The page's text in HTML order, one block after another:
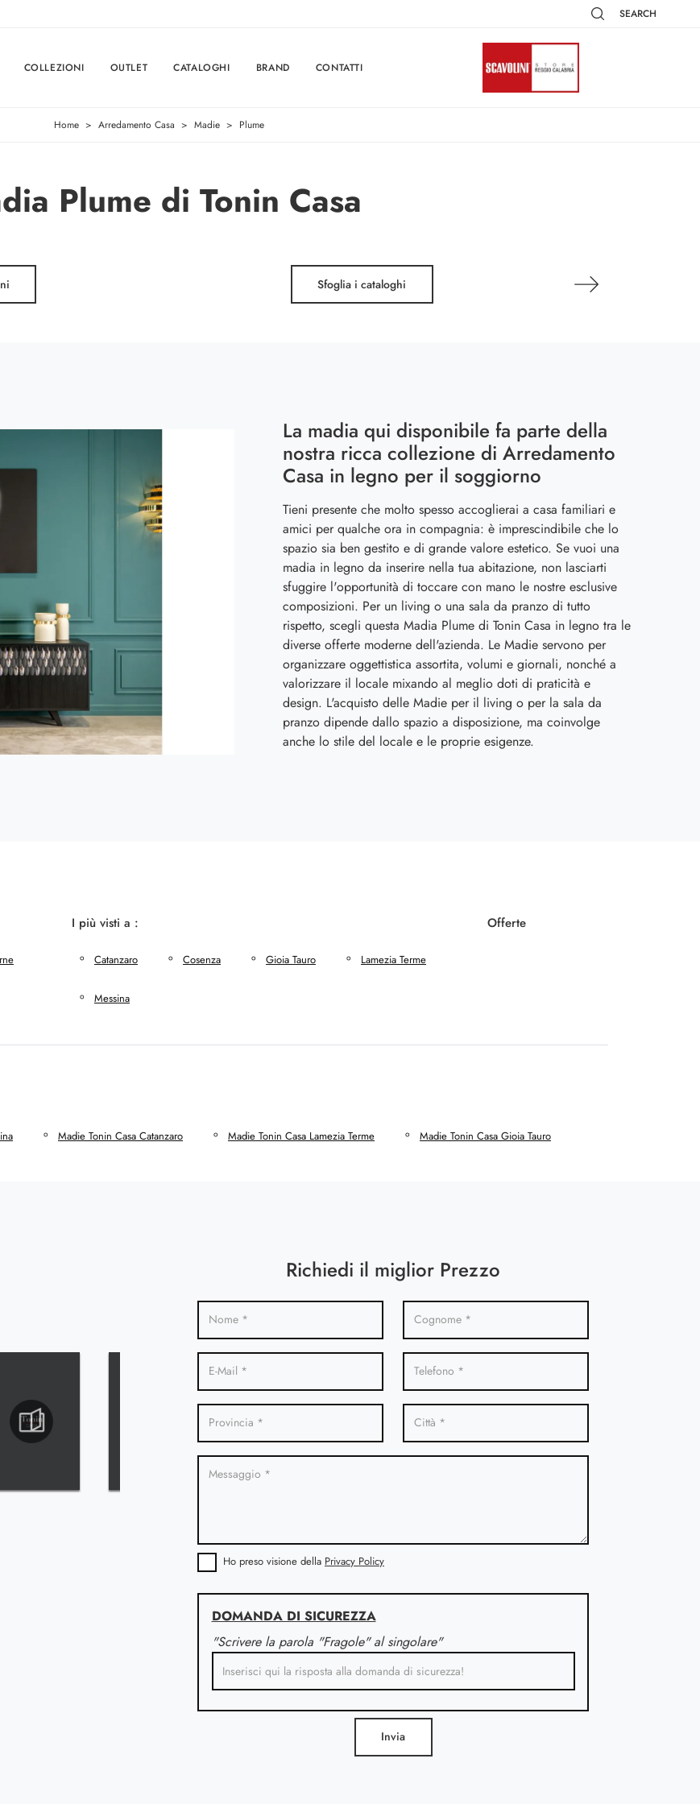
SEARCH
COLLEZIONI OUTLET CATALOGHI BRAND CONTATTI
Home > Arredamento Casa > Madie > Plume
Plume di Tonin Casa
Sfoglia i cataloghi
La madia qui disponibile fa parte della
nostra ricca collezione di Arredamento
Casa in legno per il soggiorno
Tieni presente che molto spesso accoglierai a casa familiari e
amici per qualche ora in compagnia: è imprescindibile che lo
spazio sia ben gestito e di grande valore estetico. Se vuoi una
madia in legno da inserire nella tua abitazione, non lasciarti
sfuggire l'opportunità di toccare con mano le nostre esclusive
composizioni. Per un living o una sala da pranzo di tutto
rispetto, scegli questa Madia Plume di Tonin Casa in legno tra le
diverse offerte moderne dell'azienda. Le Madie servono per
organizzare oggettistica assortita, volumi e giornali, nonché a
valorizzare il locale mixando al meglio doti di praticità e
design. L'acquisto delle Madie per il living o per la sala da
pranzo dipende dallo spazio a disposizione, ma coinvolge
anche lo stile del locale e le proprie esigenze.
I più visti a :
Catanzaro Cosenza Gioia Tauro Lamezia Terme
Messina
Offerte
Madie Tonin Casa Catanzaro Madie Tonin Casa Lamezia Terme Madie Tonin Casa Gioia Tauro
Richiedi il miglior Prezzo
Ho preso visione della Privacy Policy
DOMANDA DI SICUREZZA
"Scrivere la parola "Fragole" al singolare"
Invia